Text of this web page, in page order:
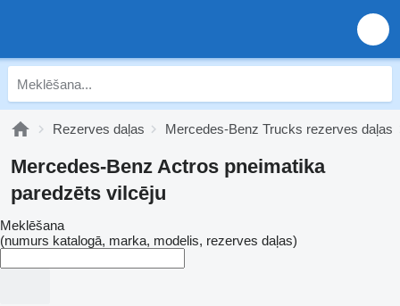
Rezerves daļas Mercedes-Benz Trucks rezerves daļas
Mercedes-Benz Actros pneimatika
paredzēts vilcēju
Meklēšana
(numurs katalogā, marka, modelis, rezerves daļas)